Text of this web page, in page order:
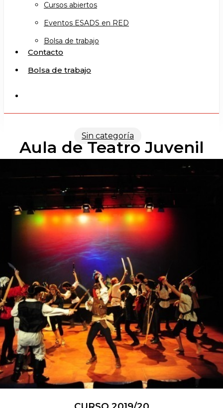
Cursos abiertos
Eventos ESADS en RED
Bolsa de trabajo
Contacto
Bolsa de trabajo
Sin categoría
Aula de Teatro Juvenil
Semanales Grupo B
Inicio»Aula de Teatro Juvenil Semanales Grupo B